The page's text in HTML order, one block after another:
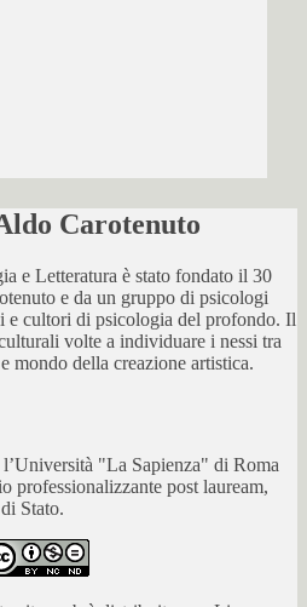
Carotenuto
e Letteratura è stato fondato il 30
e da un gruppo di psicologi
e cultori di psicologia del profondo. Il
volte a individuare i nessi tra
mondo della creazione artistica.
"La Sapienza" di Roma
professionalizzante post lauream,
Stato.